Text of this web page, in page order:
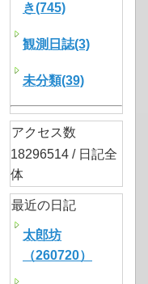
き(745)
観測日誌(3)
未分類(39)
アクセス数
18296514 / 日記全
体
最近の日記
太郎坊
（260720）